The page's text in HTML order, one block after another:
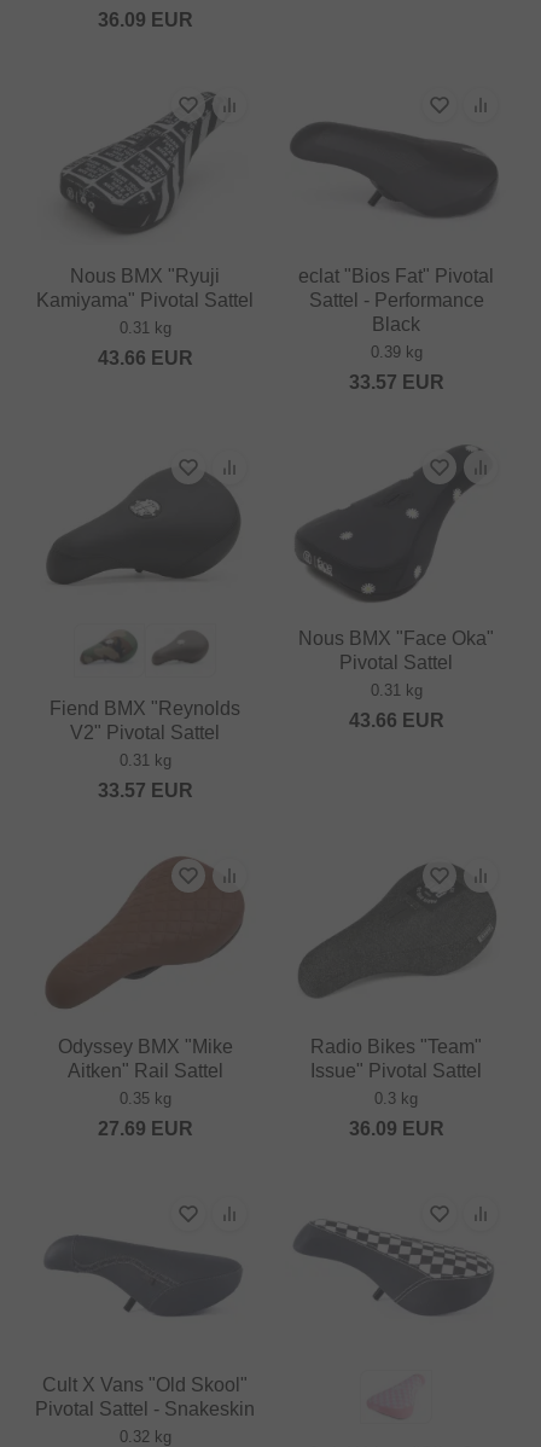
36.09 EUR
Nous BMX "Ryuji
Kamiyama" Pivotal Sattel
0.31 kg
43.66 EUR
eclat "Bios Fat" Pivotal
Sattel - Performance
Black
0.39 kg
33.57 EUR
Fiend BMX "Reynolds
V2" Pivotal Sattel
0.31 kg
33.57 EUR
Nous BMX "Face Oka"
Pivotal Sattel
0.31 kg
43.66 EUR
Odyssey BMX "Mike
Aitken" Rail Sattel
0.35 kg
27.69 EUR
Radio Bikes "Team"
Issue" Pivotal Sattel
0.3 kg
36.09 EUR
Cult X Vans "Old Skool"
Pivotal Sattel - Snakeskin
0.32 kg